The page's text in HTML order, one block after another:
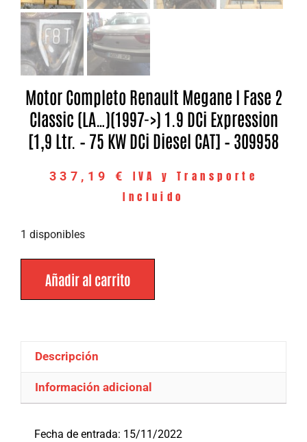
Motor Completo Renault Megane I Fase 2
Classic (LA…)(1997->) 1.9 DCi Expression
[1,9 Ltr. – 75 KW DCi Diesel CAT] – 309958
337,19 €
IVA y Transporte
Incluido
1 disponibles
Añadir al carrito
Descripción
Información adicional
Fecha de entrada: 15/11/2022